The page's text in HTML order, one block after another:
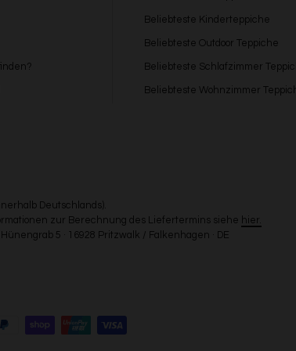
Beliebteste Kinderteppiche
Beliebteste Outdoor Teppiche
Beliebteste Schlafzimmer
Beliebteste Wohnzimmer
Deutschlands).
zur Berechnung des Liefertermins siehe hier.
5 · 16928 Pritzwalk / Falkenhagen · DE